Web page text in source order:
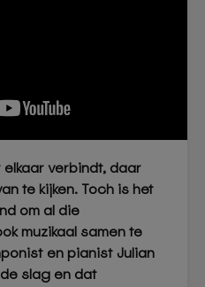
elkaar verbindt, daar
te kijken. Toch is het
om al die
muzikaal samen te
en pianist Julian
slag en dat